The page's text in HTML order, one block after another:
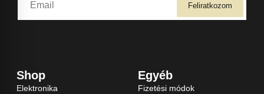
Feliratkozom
Shop
Elektronika
Egyéb
Fizetési módok